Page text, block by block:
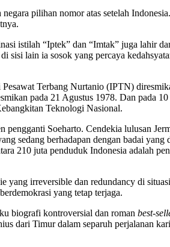
pilihan nomor atas setelah
istilah “Iptek” dan “Imtak” juga lahir
sisi lain ia sosok yang percaya
Terbang Nurtanio (IPTN)
pada 21 Agustus 1978. Dan pada
Teknologi Nasional.
pengganti Soeharto. Cendekia lulusan
sedang berhadapan dengan badai yang
210 juta penduduk Indonesia adalah
yang irreversible dan redundancy di
yang tetap terjaga.
biografi kontroversial dan roman best-
dari Timur dalam separuh perjalanan